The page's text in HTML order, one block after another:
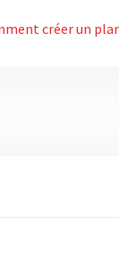
créer un